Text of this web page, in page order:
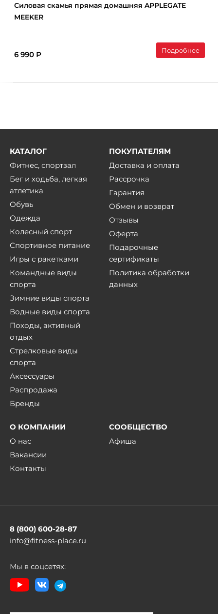
Силовая скамья прямая домашняя APPLEGATE
MEEKER
6 990 Р Подробнее
КАТАЛОГ
Фитнес, спортзал
Бег и ходьба, легкая
атлетика
Обувь
Одежда
Колесный спорт
Спортивное питание
Игры с ракетками
Командные виды
спорта
Зимние виды спорта
Водные виды спорта
Походы, активный
отдых
Стрелковые виды
спорта
Аксессуары
Распродажа
Бренды
ПОКУПАТЕЛЯМ
Доставка и оплата
Рассрочка
Гарантия
Обмен и возврат
Отзывы
Оферта
Подарочные
сертификаты
Политика обработки
данных
О КОМПАНИИ
О нас
Вакансии
Контакты
СООБЩЕСТВО
Афиша
8 (800) 600-28-87
info@fitness-place.ru
Мы в соцсетях: